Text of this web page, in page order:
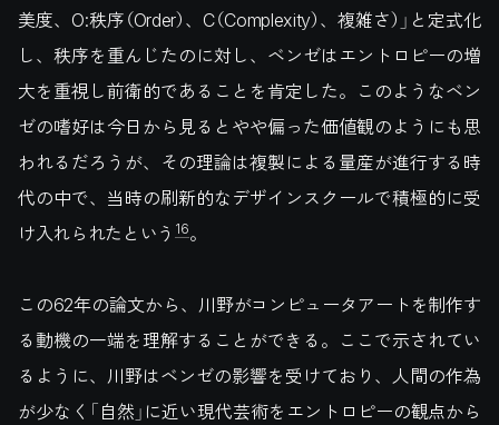
美度、O:秩序（Order）、C（Complexity）、複雑さ）」と定式化
し、秩序を重んじたのに対し、ベンゼはエントロピーの増
大を重視し前衛的であることを肯定した。このようなベン
ゼの嗜好は今日から見るとやや偏った価値観のようにも思
われるだろうが、その理論は複製による量産が進行する時
代の中で、当時の刷新的なデザインスクールで積極的に受
け入れられたという16。
この62年の論文から、川野がコンピュータアートを制作す
る動機の一端を理解することができる。ここで示されてい
るように、川野はベンゼの影響を受けており、人間の作為
が少なく「自然」に近い現代芸術をエントロピーの観点から